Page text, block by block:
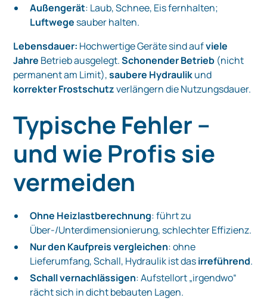
Außengerät: Laub, Schnee, Eis fernhalten;
Luftwege sauber halten.
Lebensdauer: Hochwertige Geräte sind aufviele
Jahre Betrieb ausgelegt.Schonender Betrieb (nicht
permanent am Limit),saubere Hydraulikund
korrekter Frostschutzverlängern die Nutzungsdauer.
Typische Fehler –
und wie Profis sie
vermeiden
Ohne Heizlastberechnung: führt zu
Über-/Unterdimensionierung, schlechter Effizienz.
Nur den Kaufpreis vergleichen: ohne
Lieferumfang, Schall, Hydraulik ist dasirreführend.
Schall vernachlässigen: Aufstellort „irgendwo“
rächt sich in dicht bebauten Lagen.